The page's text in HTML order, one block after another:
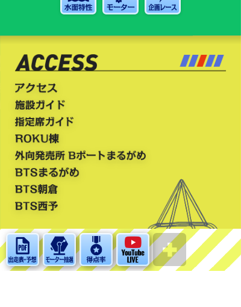
よくある質問
個人情報の取り扱い